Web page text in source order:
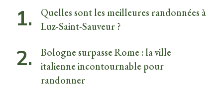
Quelles sont les meilleures randonnées à
Luz-Saint-Sauveur ?
Bologne surpasse Rome : la ville
italienne incontournable pour
randonner